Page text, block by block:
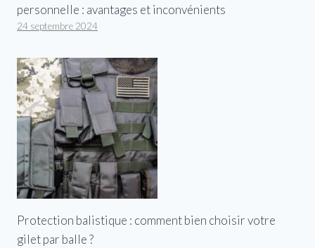
personnelle : avantages et inconvénients
24 septembre 2024
Protection balistique : comment bien choisir votre
gilet par balle ?